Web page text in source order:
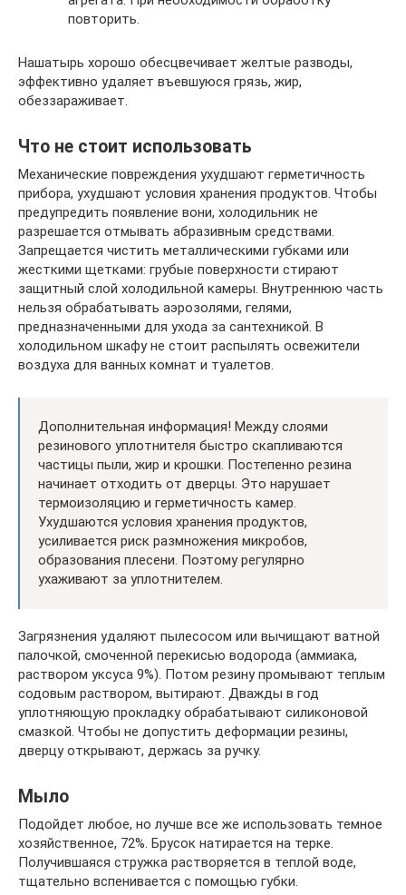
повторить.
Нашатырь хорошо обесцвечивает желтые разводы,
эффективно удаляет въевшуюся грязь, жир,
обеззараживает.
Что не стоит использовать
Механические повреждения ухудшают герметичность
прибора, ухудшают условия хранения продуктов. Чтобы
предупредить появление вони, холодильник не
разрешается отмывать абразивным средствами.
Запрещается чистить металлическими губками или
жесткими щетками: грубые поверхности стирают
защитный слой холодильной камеры. Внутреннюю часть
нельзя обрабатывать аэрозолями, гелями,
предназначенными для ухода за сантехникой. В
холодильном шкафу не стоит распылять освежители
воздуха для ванных комнат и туалетов.
Дополнительная информация! Между слоями
резинового уплотнителя быстро скапливаются
частицы пыли, жир и крошки. Постепенно резина
начинает отходить от дверцы. Это нарушает
термоизоляцию и герметичность камер.
Ухудшаются условия хранения продуктов,
усиливается риск размножения микробов,
образования плесени. Поэтому регулярно
ухаживают за уплотнителем.
Загрязнения удаляют пылесосом или вычищают ватной
палочкой, смоченной перекисью водорода (аммиака,
раствором уксуса 9%). Потом резину промывают теплым
содовым раствором, вытирают. Дважды в год
уплотняющую прокладку обрабатывают силиконовой
смазкой. Чтобы не допустить деформации резины,
дверцу открывают, держась за ручку.
Мыло
Подойдет любое, но лучше все же использовать темное
хозяйственное, 72%. Брусок натирается на терке.
Получившаяся стружка растворяется в теплой воде,
тщательно вспенивается с помощью губки.